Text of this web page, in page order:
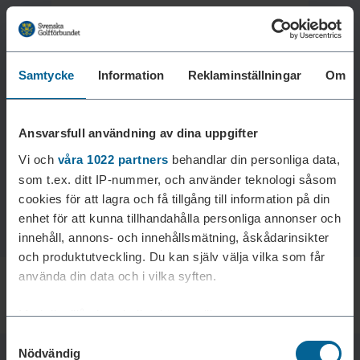
Samtycke Information Reklaminställningar Om
Ansvarsfull användning av dina uppgifter
Vi och våra 1022 partners behandlar din personliga data,
som t.ex. ditt IP-nummer, och använder teknologi såsom
cookies för att lagra och få tillgång till information på din
enhet för att kunna tillhandahålla personliga annonser och
innehåll, annons- och innehållsmätning, åskådarinsikter
och produktutveckling. Du kan själv välja vilka som får
använda din data och i vilka syften.
Med din tillåtelse skulle vi även vilja:
kan ha en noggrannhet på upp till flera meter
Nödvändig
Laddar reklam...